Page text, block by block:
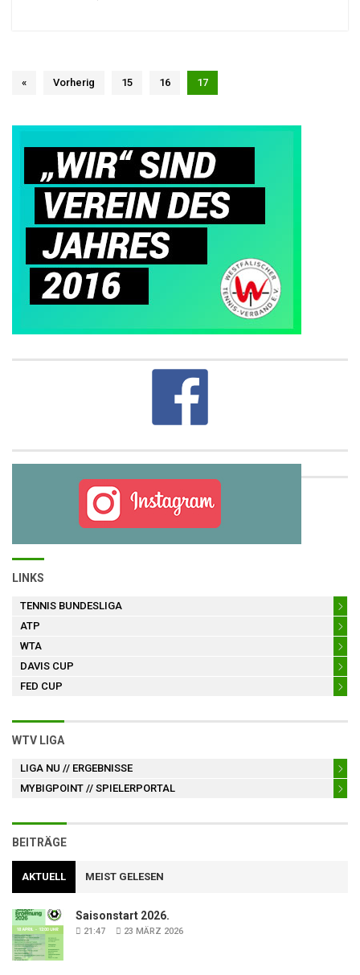
« Vorherig 15 16 17
LINKS
TENNIS BUNDESLIGA
ATP
WTA
DAVIS CUP
FED CUP
WTV LIGA
LIGA NU // ERGEBNISSE
MYBIGPOINT // SPIELERPORTAL
BEITRÄGE
AKTUELL MEIST GELESEN
Saisonstart 2026.
21:47 23 MÄRZ 2026